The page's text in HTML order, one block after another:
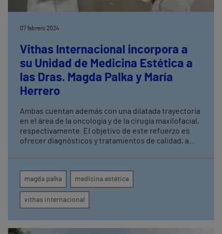
07 febrero 2024
Vithas Internacional incorpora a
su Unidad de Medicina Estética a
las Dras. Magda Palka y María
Herrero
Ambas cuentan además con una dilatada trayectoria
en el área de la oncología y de la cirugía maxilofacial,
respectivamente. El objetivo de este refuerzo es
ofrecer diagnósticos y tratamientos de calidad, a
magda palka medicina estética
vithas internacional